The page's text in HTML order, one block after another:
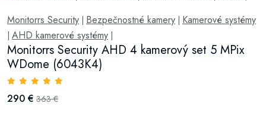
Monitorrs Security | Bezpečnostné kamery | Kamerové systémy
| AHD kamerové systémy |
Monitorrs Security AHD 4 kamerový set 5 MPix
WDome (6043K4)
290 € 363 €